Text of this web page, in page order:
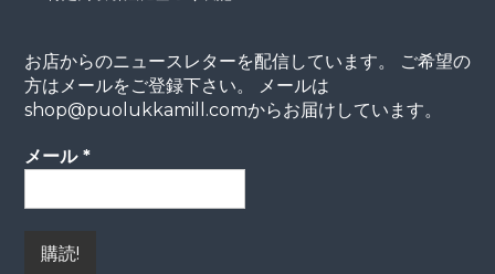
お店からのニュースレターを配信しています。 ご希望の
方はメールをご登録下さい。 メールは
shop@puolukkamill.comからお届けしています。
メール *